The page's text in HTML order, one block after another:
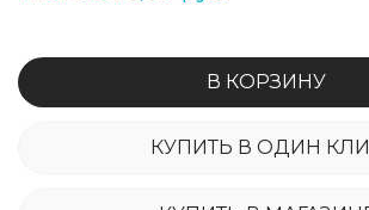
В КОРЗИНУ
КУПИТЬ В ОДИН